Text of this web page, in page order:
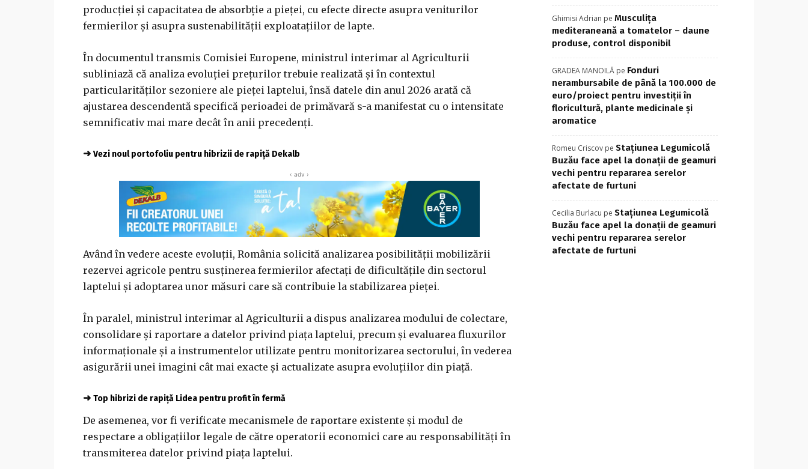
producției și capacitatea de absorbție a pieței, cu efecte directe asupra veniturilor
fermierilor și asupra sustenabilității exploatațiilor de lapte.
În documentul transmis Comisiei Europene, ministrul interimar al Agriculturii
subliniază că analiza evoluției prețurilor trebuie realizată și în contextul
particularităților sezoniere ale pieței laptelui, însă datele din anul 2026 arată că
ajustarea descendentă specifică perioadei de primăvară s-a manifestat cu o intensitate
semnificativ mai mare decât în anii precedenți.
➜ Vezi noul portofoliu pentru hibrizii de rapiță Dekalb
‹ adv ›
Având în vedere aceste evoluții, România solicită analizarea posibilității mobilizării
rezervei agricole pentru susținerea fermierilor afectați de dificultățile din sectorul
laptelui și adoptarea unor măsuri care să contribuie la stabilizarea pieței.
În paralel, ministrul interimar al Agriculturii a dispus analizarea modului de colectare,
consolidare și raportare a datelor privind piața laptelui, precum și evaluarea fluxurilor
informaționale și a instrumentelor utilizate pentru monitorizarea sectorului, în vederea
asigurării unei imagini cât mai exacte și actualizate asupra evoluțiilor din piață.
➜ Top hibrizi de rapiță Lidea pentru profit în fermă
De asemenea, vor fi verificate mecanismele de raportare existente și modul de
respectare a obligațiilor legale de către operatorii economici care au responsabilități în
transmiterea datelor privind piața laptelui.
Ghimisi Adrian pe Musculița
mediteraneană a tomatelor – daune
produse, control disponibil
GRADEA MANOILĂ pe Fonduri
nerambursabile de până la 100.000 de
euro/proiect pentru investiţii în
floricultură, plante medicinale şi
aromatice
Romeu Criscov pe Stațiunea Legumicolă
Buzău face apel la donații de geamuri
vechi pentru repararea serelor
afectate de furtuni
Cecilia Burlacu pe Stațiunea Legumicolă
Buzău face apel la donații de geamuri
vechi pentru repararea serelor
afectate de furtuni